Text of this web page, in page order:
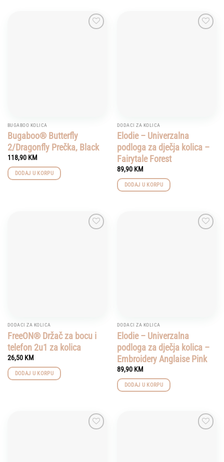
BUGABOO KOLICA
Bugaboo® Butterfly
2/Dragonfly Prečka, Black
118,90 KM
DODAJ U KORPU
DODACI ZA KOLICA
Elodie – Univerzalna
podloga za dječja kolica –
Fairytale Forest
89,90 KM
DODAJ U KORPU
DODACI ZA KOLICA
FreeON® Držač za bocu i
telefon 2u1 za kolica
26,50 KM
DODAJ U KORPU
DODACI ZA KOLICA
Elodie – Univerzalna
podloga za dječja kolica –
Embroidery Anglaise Pink
89,90 KM
DODAJ U KORPU